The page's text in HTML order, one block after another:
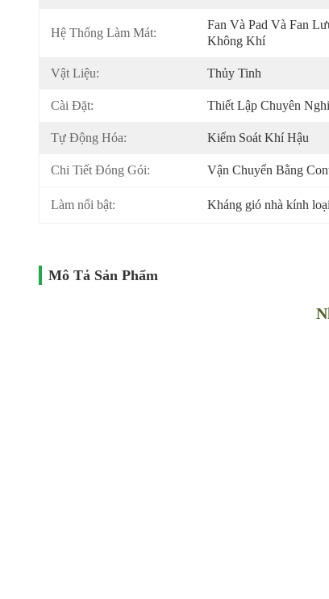
Hệ Thống Làm Mát:
Fan Và Pad Và Fan
Không Khí
Vật Liệu: Thủy Tinh
Cài Đặt: Thiết Lập Chuyên
Tự Động Hóa: Kiểm Soát Khí Hậu
Chi Tiết Đóng Gói: Vận Chuyển Bằng
Làm nổi bật: Kháng gió nhà kính
Mô Tả Sản Phẩm